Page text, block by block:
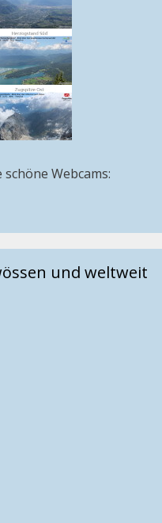
Webcams:
und weltweit